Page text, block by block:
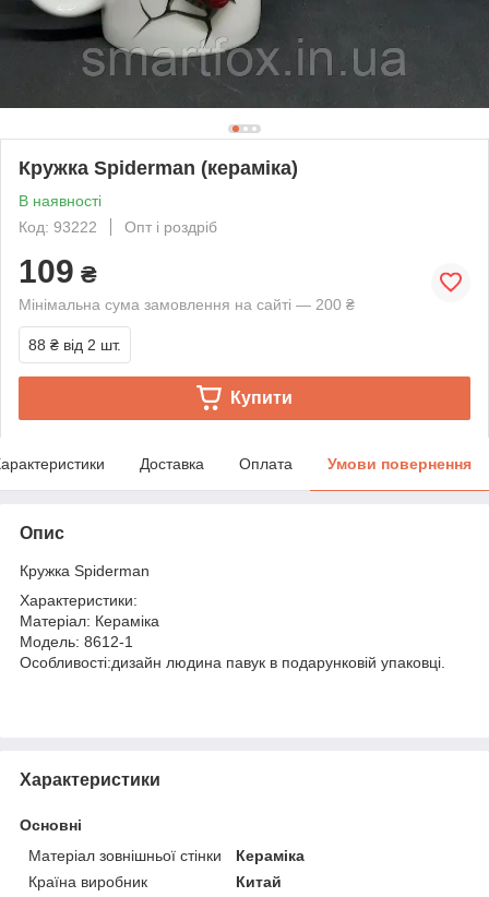
Кружка Spiderman (кераміка)
В наявності
Код: 93222
Опт і роздріб
109 ₴
Мінімальна сума замовлення на сайті — 200 ₴
88 ₴ від 2 шт.
Купити
Доставка Оплата Умови повернення
Опис
Кружка Spiderman
Характеристики:
Матеріал: Кераміка
Модель: 8612-1
Особливості:дизайн людина павук в подарунковій упаковці.
Характеристики
Основні
Матеріал зовнішньої стінки
Кераміка
Країна виробник
Китай